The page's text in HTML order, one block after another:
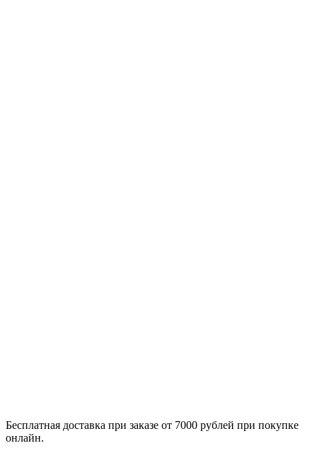
Бесплатная доставка при заказе от 7000 рублей при покупке
онлайн.